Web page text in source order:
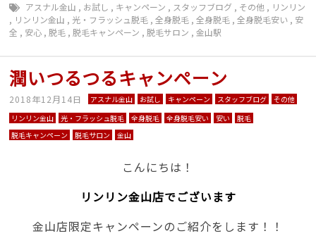
アスナル金山 , お試し , キャンペーン , スタッフブログ , その他 , リンリン
, リンリン金山 , 光・フラッシュ脱毛 ,全身脱毛 ,全身脱毛 ,全身脱毛安い , 安
全 , 安心 ,脱毛 ,脱毛キャンペーン ,脱毛サロン ,金山駅
潤いつるつるキャンペーン
2018年12月14日 アスナル金山 お試し キャンペーン スタッフブログ
その他
リンリン金山
光・フラッシュ脱毛 全身脱毛 全身脱毛安い 安い
脱毛
脱毛キャンペーン
脱毛サロン 金山
こんにちは！
リンリン金山店でございます
金山店限定キャンペーンのご紹介をします！！